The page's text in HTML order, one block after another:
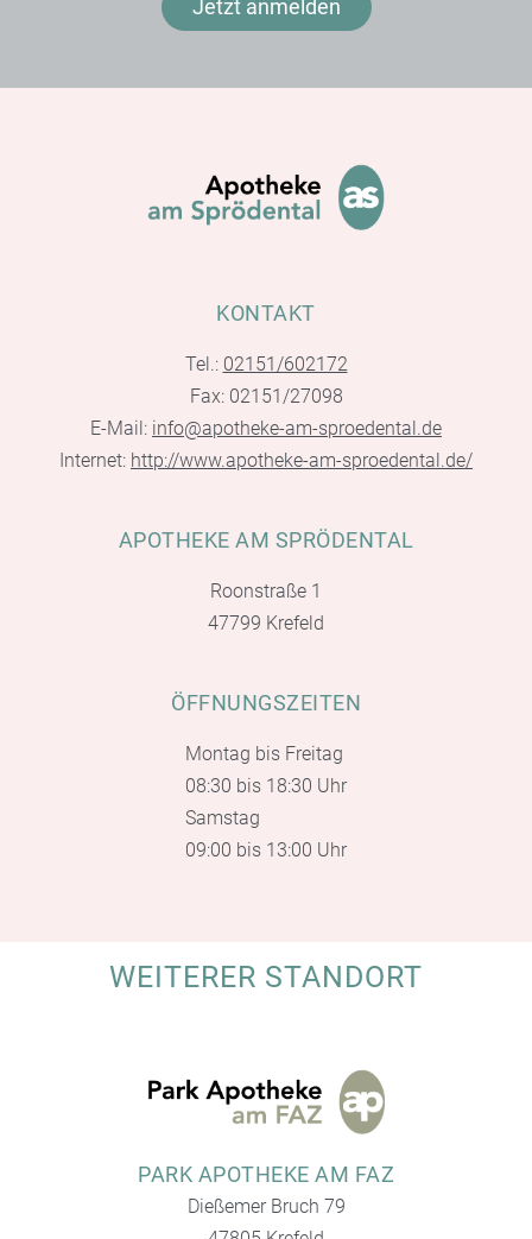
Jetzt anmelden
KONTAKT
Tel.: 02151/602172
Fax: 02151/27098
E-Mail: info@apotheke-am-sproedental.de
Internet: http://www.apotheke-am-sproedental.de/
APOTHEKE AM SPRÖDENTAL
Roonstraße 1
47799 Krefeld
ÖFFNUNGSZEITEN
Montag bis Freitag
08:30 bis 18:30 Uhr
Samstag
09:00 bis 13:00 Uhr
WEITERER STANDORT
PARK APOTHEKE AM FAZ
Dießemer Bruch 79